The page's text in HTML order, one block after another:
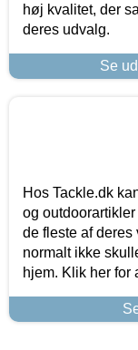
høj kvalitet, der
deres udvalg.
Se
Hos Tackle.dk
og
de fleste af deres
normalt ikke
hjem. Klik her for